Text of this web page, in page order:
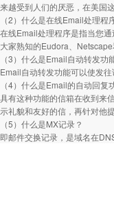
来越受到人们的厌恶，在美国
（2）什么是在线Email处理程
在线Email处理程序是指当您
大家熟知的Eudora、
（3）什么是Email自动转发功
Email自动转发功能可以使发
（4）什么是Email的自动回复
具有这种功能的信箱在收到来
示礼貌和友好的信，再针对他
（5）什么是MX记录？
即邮件交换记录，是域名在